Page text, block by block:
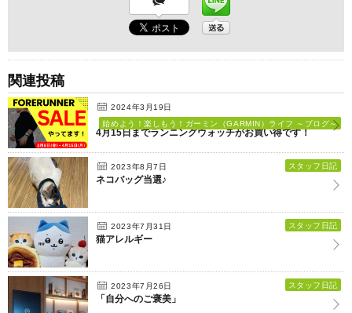
関連投稿
2024年3月19日
始めよう！楽しもう！ガーミン（GARMIN）ライフ ～ブログ～
4月15日までランニングウォッチがお買い得です！
2023年8月7日 スタッフ日記
ネコバッグ当選♪
2023年7月31日 スタッフ日記
猫アレルギー
2023年7月26日 スタッフ日記
「自分へのご褒美」